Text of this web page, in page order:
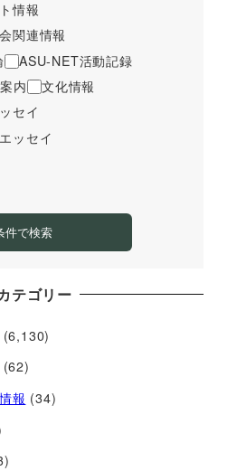
情報
関連情報
ASU-NET活動記録
内
文化情報
セイ
ッセイ
件で検索
テゴリー
(6,130)
(62)
報 (34)